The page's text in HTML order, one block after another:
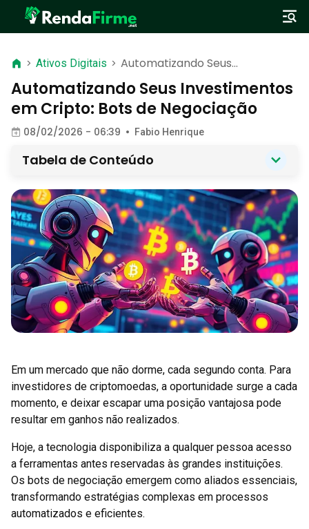
> Ativos Digitais > Automatizando Seus
Investimentos em Cripto: Bots
de Negociação
Automatizando Seus Investimentos
em Cripto: Bots de Negociação
08/02/2026 - 06:39 • Fabio Henrique
Tabela de Conteúdo
Em um mercado que não dorme, cada segundo conta. Para
investidores de criptomoedas, a oportunidade surge a cada
momento, e deixar escapar uma posição vantajosa pode
resultar em ganhos não realizados.
Hoje, a tecnologia disponibiliza a qualquer pessoa acesso
a ferramentas antes reservadas às grandes instituições.
Os bots de negociação emergem como aliados essenciais,
transformando estratégias complexas em processos
automatizados e eficientes.